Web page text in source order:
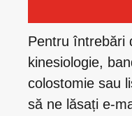
Pentru întrebări
kinesiologie,
colostomie sau
să ne lăsați e-